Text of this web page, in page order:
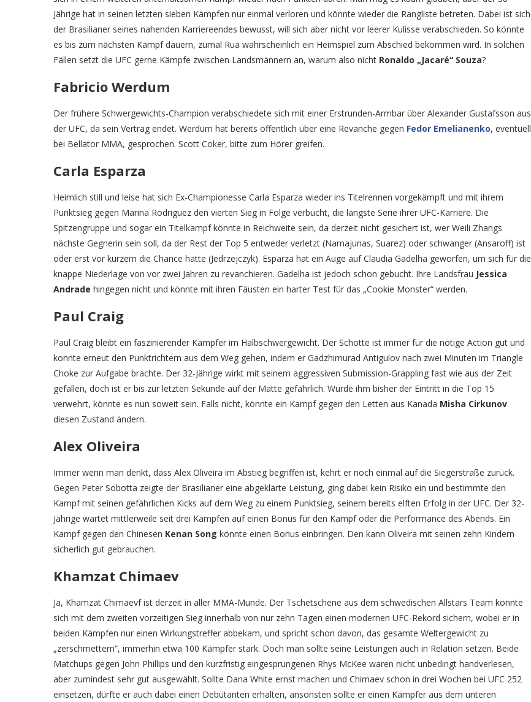
Jährige hat in seinen letzten sieben Kämpfen nur einmal verloren und könnte wieder die Rangliste betreten. Dabei ist sich
der Brasilianer seines nahenden Karriereendes bewusst, will sich aber nicht vor leerer Kulisse verabschieden. So könnte
es bis zum nächsten Kampf dauern, zumal Rua wahrscheinlich ein Heimspiel zum Abschied bekommen wird. In solchen
Fällen setzt die UFC gerne Kämpfe zwischen Landsmännern an, warum also nicht Ronaldo „Jacaré“ Souza?
Fabricio Werdum
Der frühere Schwergewichts-Champion verabschiedete sich mit einer Erstrunden-Armbar über Alexander Gustafsson aus
der UFC, da sein Vertrag endet. Werdum hat bereits öffentlich über eine Revanche gegen Fedor Emelianenko, eventuell
bei Bellator MMA, gesprochen. Scott Coker, bitte zum Hörer greifen.
Carla Esparza
Heimlich still und leise hat sich Ex-Championesse Carla Esparza wieder ins Titelrennen vorgekämpft und mit ihrem
Punktsieg gegen Marina Rodriguez den vierten Sieg in Folge verbucht, die längste Serie ihrer UFC-Karriere. Die
Spitzengruppe und sogar ein Titelkampf könnte in Reichweite sein, da derzeit nicht gesichert ist, wer Weili Zhangs
nächste Gegnerin sein soll, da der Rest der Top 5 entweder verletzt (Namajunas, Suarez) oder schwanger (Ansaroff) ist
oder erst vor kurzem die Chance hatte (Jedrzejczyk). Esparza hat ein Auge auf Claudia Gadelha geworfen, um sich für die
knappe Niederlage von vor zwei Jahren zu revanchieren. Gadelha ist jedoch schon gebucht. Ihre Landsfrau Jessica
Andrade hingegen nicht und könnte mit ihren Fäusten ein harter Test für das „Cookie Monster“ werden.
Paul Craig
Paul Craig bleibt ein faszinierender Kämpfer im Halbschwergewicht. Der Schotte ist immer für die nötige Action gut und
konnte erneut den Punktrichtern aus dem Weg gehen, indem er Gadzhimurad Antigulov nach zwei Minuten im Triangle
Choke zur Aufgabe brachte. Der 32-Jährige wirkt mit seinem aggressiven Submission-Grappling fast wie aus der Zeit
gefallen, doch ist er bis zur letzten Sekunde auf der Matte gefährlich. Wurde ihm bisher der Eintritt in die Top 15
verwehrt, könnte es nun soweit sein. Falls nicht, könnte ein Kampf gegen den Letten aus Kanada Misha Cirkunov
diesen Zustand ändern.
Alex Oliveira
Immer wenn man denkt, dass Alex Oliveira im Abstieg begriffen ist, kehrt er noch einmal auf die Siegerstraße zurück.
Gegen Peter Sobotta zeigte der Brasilianer eine abgeklärte Leistung, ging dabei kein Risiko ein und bestimmte den
Kampf mit seinen gefährlichen Kicks auf dem Weg zu einem Punktsieg, seinem bereits elften Erfolg in der UFC. Der 32-
Jährige wartet mittlerweile seit drei Kämpfen auf einen Bonus für den Kampf oder die Performance des Abends. Ein
Kampf gegen den Chinesen Kenan Song könnte einen Bonus einbringen. Den kann Oliveira mit seinen zehn Kindern
sicherlich gut gebrauchen.
Khamzat Chimaev
Ja, Khamzat Chimaevf ist derzeit in aller MMA-Munde. Der Tschetschene aus dem schwedischen Allstars Team konnte
sich mit dem zweiten vorzeitigen Sieg innerhalb von nur zehn Tagen einen modernen UFC-Rekord sichern, wobei er in
beiden Kämpfen nur einen Wirkungstreffer abbekam, und spricht schon davon, das gesamte Weltergewicht zu
„zerschmettern“, immerhin etwa 100 Kämpfer stark. Doch man sollte seine Leistungen auch in Relation setzen. Beide
Matchups gegen John Phillips und den kurzfristig eingesprungenen Rhys McKee waren nicht unbedingt handverlesen,
aber zumindest sehr gut ausgewählt. Sollte Dana White ernst machen und Chimaev schon in drei Wochen bei UFC 252
einsetzen, dürfte er auch dabei einen Debütanten erhalten, ansonsten sollte er einen Kämpfer aus dem unteren